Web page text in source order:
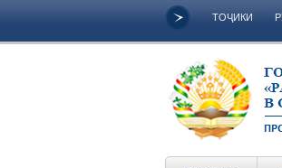
ТОҶИКИ